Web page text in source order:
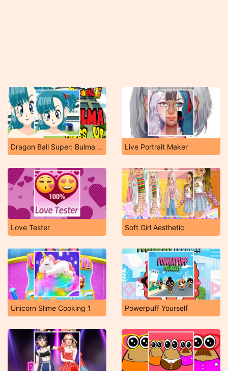
Dragon Ball Super: Bulma Dress Up Live Portrait Maker
Love Tester Soft Girl Aesthetic
Unicorn Slime Cooking 1 Powerpuff Yourself